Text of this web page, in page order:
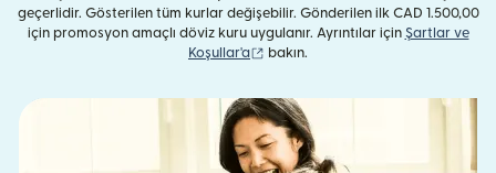
geçerlidir. Gösterilen tüm kurlar değişebilir. Gönderilen ilk CAD 1.500,00
için promosyon amaçlı döviz kuru uygulanır. Ayrıntılar için Şartlar ve
Koşullar'a
(yeni pencerede açılır)
bakın.